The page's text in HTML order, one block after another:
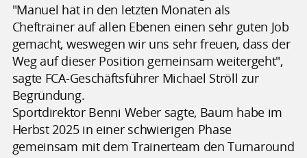
"Manuel hat in den letzten Monaten als
Cheftrainer auf allen Ebenen einen sehr guten Job
gemacht, weswegen wir uns sehr freuen, dass der
Weg auf dieser Position gemeinsam weitergeht",
sagte FCA-Geschäftsführer Michael Ströll zur
Begründung.
Sportdirektor Benni Weber sagte, Baum habe im
Herbst 2025 in einer schwierigen Phase
gemeinsam mit dem Trainerteam den Turnaround